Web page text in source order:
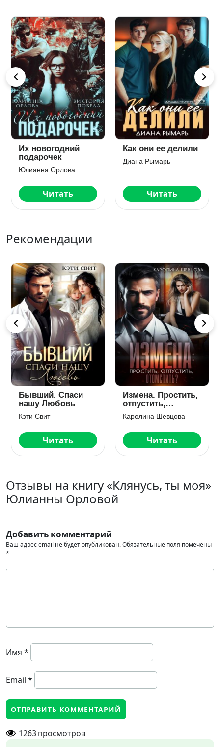
Телохранитель
Юлианна Орлова
Читать
Арам и Лиза
Диана Рымарь
Читать
Рекомендации
Будь со мной
Екатерина Кариди
Читать
Твой папа нас
предал
Елена Безрукова
Читать
Отзывы на книгу «Клянусь, ты моя»
Юлианны Орловой
Добавить комментарий
Ваш адрес email не будет опубликован.Обязательные поля помечены
*
Имя *
Email *
1263просмотров